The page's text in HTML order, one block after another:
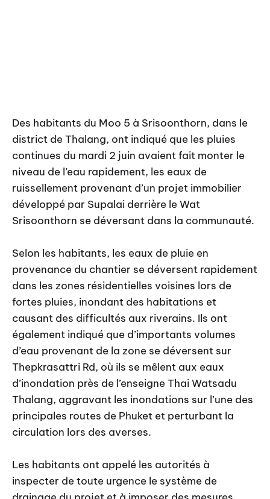
Des habitants du Moo 5 à Srisoonthorn, dans le
district de Thalang, ont indiqué que les pluies
continues du mardi 2 juin avaient fait monter le
niveau de l’eau rapidement, les eaux de
ruissellement provenant d’un projet immobilier
développé par Supalai derrière le Wat
Srisoonthorn se déversant dans la communauté.
Selon les habitants, les eaux de pluie en
provenance du chantier se déversent rapidement
dans les zones résidentielles voisines lors de
fortes pluies, inondant des habitations et
causant des difficultés aux riverains. Ils ont
également indiqué que d’importants volumes
d’eau provenant de la zone se déversent sur
Thepkrasattri Rd, où ils se mêlent aux eaux
d’inondation près de l’enseigne Thai Watsadu
Thalang, aggravant les inondations sur l’une des
principales routes de Phuket et perturbant la
circulation lors des averses.
Les habitants ont appelé les autorités à
inspecter de toute urgence le système de